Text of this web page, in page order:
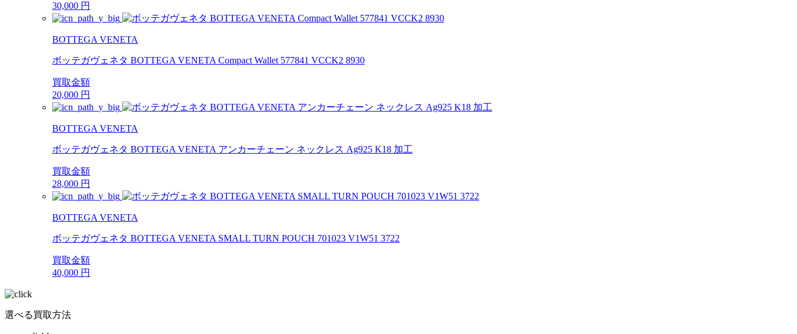
30,000 円
BOTTEGA VENETA
ボッテガヴェネタ BOTTEGA VENETA Compact Wallet 577841 VCCK2 8930
買取金額
20,000 円
BOTTEGA VENETA
ボッテガヴェネタ BOTTEGA VENETA アンカーチェーン ネックレス Ag925 K18 加工
買取金額
28,000 円
BOTTEGA VENETA
ボッテガヴェネタ BOTTEGA VENETA SMALL TURN POUCH 701023 V1W51 3722
買取金額
40,000 円
選べる買取方法